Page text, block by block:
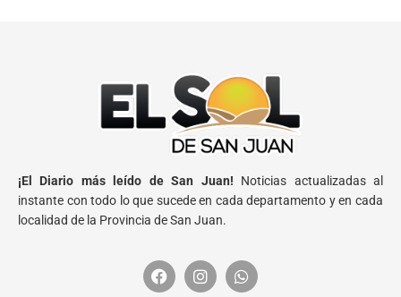
¡El Diario más leído de San Juan! Noticias actualizadas al
instante con todo lo que sucede en cada departamento y en cada
localidad de la Provincia de San Juan.